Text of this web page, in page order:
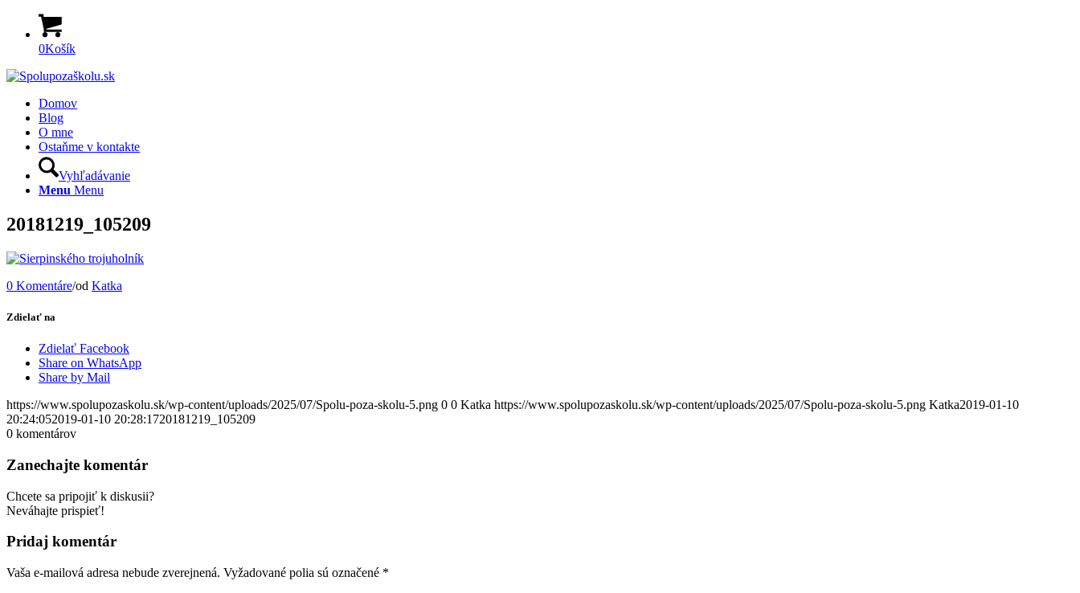
0Košík
Domov
Blog
O mne
Ostaňme v kontakte
Vyhľadávanie
Menu Menu
20181219_105209
0 Komentáre/od Katka
Zdielať na
Zdielať Facebook
Share on WhatsApp
Share by Mail
https://www.spolupozaskolu.sk/wp-content/uploads/2025/07/Spolu-poza-skolu-5.png 0 0 Katka https://www.spolupozaskolu.sk/wp-content/uploads/2025/07/Spolu-poza-skolu-5.png Katka2019-01-10
20:24:052019-01-10 20:28:1720181219_105209
0 komentárov
Zanechajte komentár
Chcete sa pripojiť k diskusii?
Neváhajte prispieť!
Pridaj komentár
Vaša e-mailová adresa nebude zverejnená. Vyžadované polia sú označené *